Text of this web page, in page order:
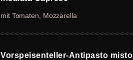
mit Tomaten, Mozzarella
Vorspeisenteller-Antipasto misto